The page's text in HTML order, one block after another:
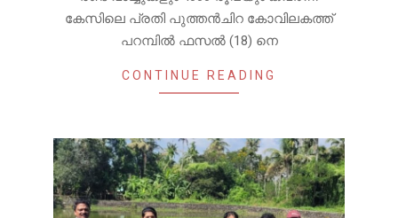
കേസിലെ പ്രതി പുത്തൻചിറ കോവിലകത്ത്
പറമ്പിൽ ഫസൽ (18) നെ
CONTINUE READING